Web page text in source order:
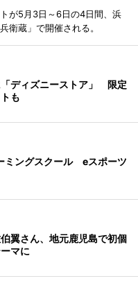
が5月3日～6日の4日間、浜
衛蔵」で開催される。
ディズニーストア」 限定
も
ミングスクール eスポーツ
翼さん、地元鹿児島で初個
マに